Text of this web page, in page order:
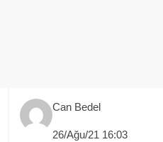
Can Bedel
26/Ağu/21 16:03